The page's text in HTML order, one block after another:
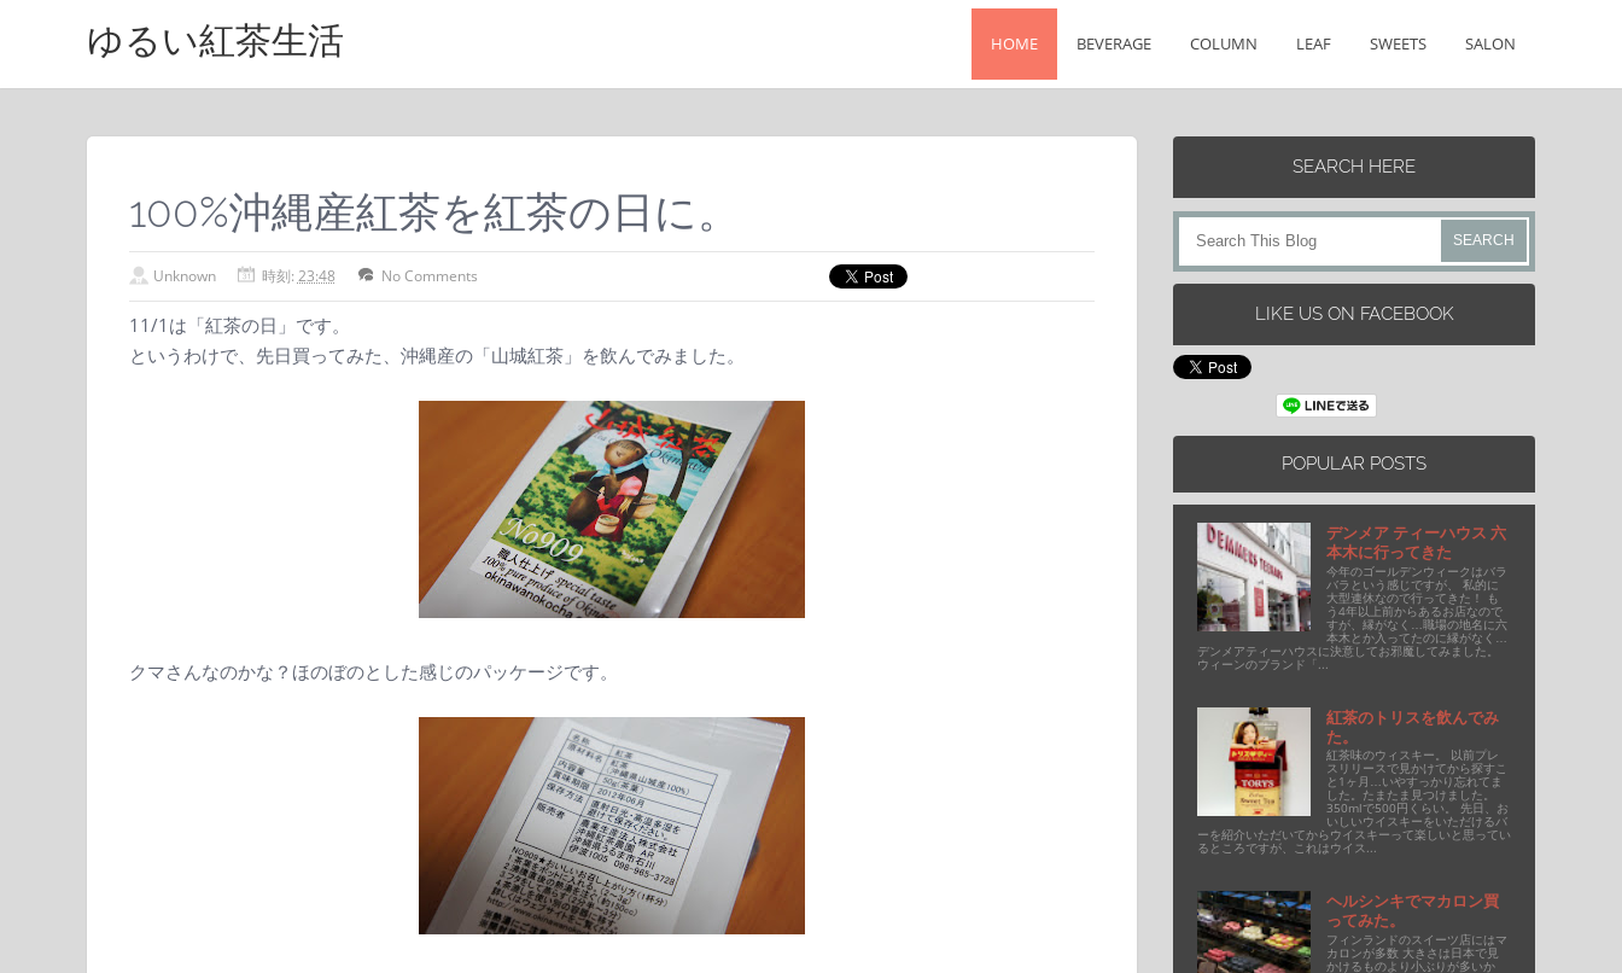
ゆるい紅茶生活 HOME BEVERAGE COLUMN LEAF SWEETS SALON
100%沖縄産紅茶を紅茶の日に。
Unknown 時刻: 23:48 No Comments
11/1は「紅茶の日」です。
というわけで、先日買ってみた、沖縄産の「山城紅茶」を飲んでみました。
クマさんなのかな？ほのぼのとした感じのパッケージです。
SEARCH HERE
LIKE US ON FACEBOOK
POPULAR POSTS
デンメア ティーハウス 六
本木に行ってきた
今年のゴールデンウィークはバラ
バラという感じですが、 私的に
大型連休なので行ってきた！ も
う4年以上前からあるお店なので
すが、縁がなく…職場の地名に六
本木とか入ってたのに縁がなく…
デンメアティーハウスに決意してお邪魔してみました。
ウィーンのブランド「...
紅茶のトリスを飲んでみ
た。
紅茶味のウィスキー。 以前プレ
スリリースで見かけてから探すこ
と1ヶ月…いやすっかり忘れてま
した。たまたま見つけました。
350mlで500円くらい。 先日、お
いしいウイスキーをいただけるバ
ーを紹介いただいてからウイスキーって楽しいと思ってい
るところですが、これはウイス...
ヘルシンキでマカロン買
ってみた。
フィンランドのスイーツ店にはマ
カロンが多数 大きさは日本で見
かけるものより小ぶりが多いか